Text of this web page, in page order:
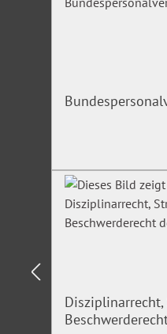
Disziplinarrecht,